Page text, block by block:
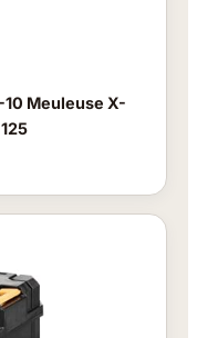
Meuleuse X-